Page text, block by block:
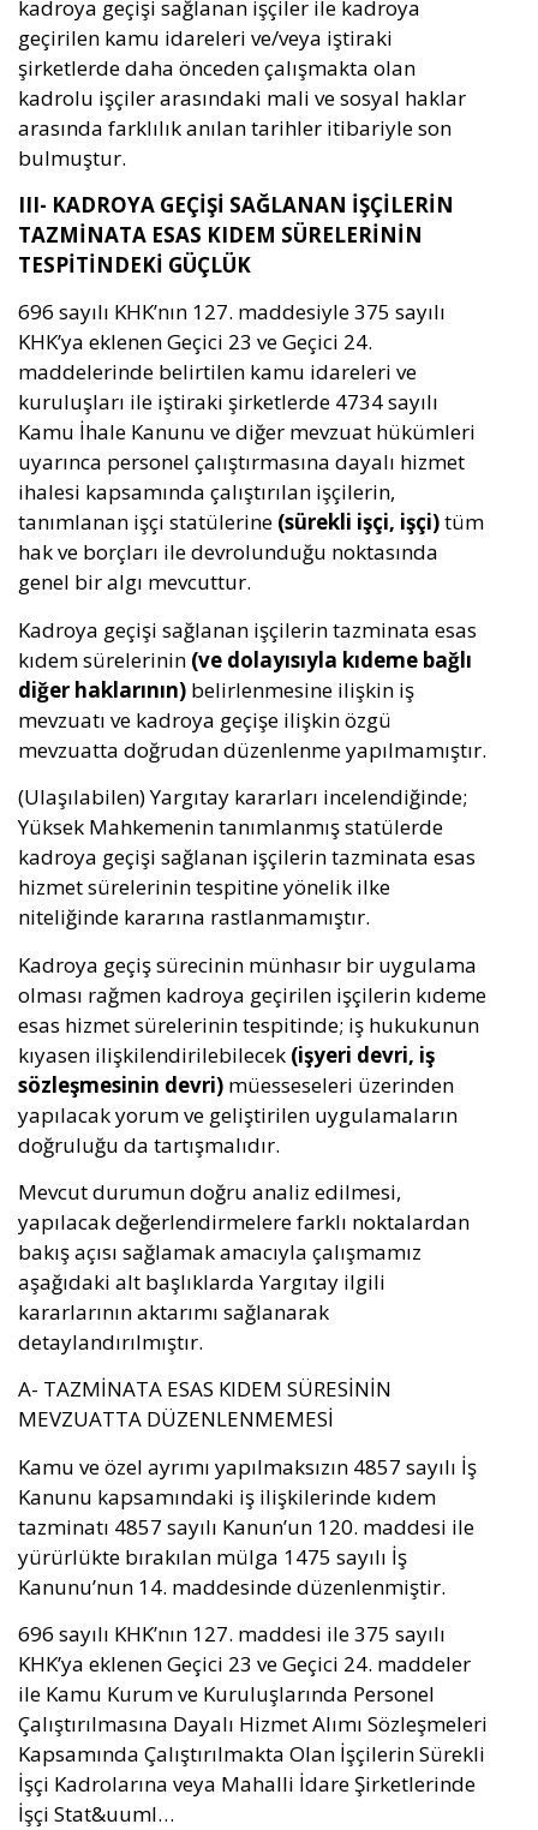
kadroya geçişi sağlanan işçiler ile kadroya
geçirilen kamu idareleri ve/veya iştiraki
şirketlerde daha önceden çalışmakta olan
kadrolu işçiler arasındaki mali ve sosyal haklar
arasında farklılık anılan tarihler itibariyle son
bulmuştur.
III- KADROYA GEÇİŞİ SAĞLANAN İŞÇİLERİN
TAZMİNATA ESAS KIDEM SÜRELERİNİN
TESPİTİNDEKİ GÜÇLÜK
696 sayılı KHK’nın 127. maddesiyle 375 sayılı
KHK’ya eklenen Geçici 23 ve Geçici 24.
maddelerinde belirtilen kamu idareleri ve
kuruluşları ile iştiraki şirketlerde 4734 sayılı
Kamu İhale Kanunu ve diğer mevzuat hükümleri
uyarınca personel çalıştırmasına dayalı hizmet
ihalesi kapsamında çalıştırılan işçilerin,
tanımlanan işçi statülerine (sürekli işçi, işçi)tüm
hak ve borçları ile devrolunduğu noktasında
genel bir algı mevcuttur.
Kadroya geçişi sağlanan işçilerin tazminata esas
kıdem sürelerinin (ve dolayısıyla kıdeme bağlı
diğer haklarının) belirlenmesine ilişkin iş
mevzuatı ve kadroya geçişe ilişkin özgü
mevzuatta doğrudan düzenlenme yapılmamıştır.
(Ulaşılabilen) Yargıtay kararları incelendiğinde;
Yüksek Mahkemenin tanımlanmış statülerde
kadroya geçişi sağlanan işçilerin tazminata esas
hizmet sürelerinin tespitine yönelik ilke
niteliğinde kararına rastlanmamıştır.
Kadroya geçiş sürecinin münhasır bir uygulama
olması rağmen kadroya geçirilen işçilerin kıdeme
esas hizmet sürelerinin tespitinde; iş hukukunun
kıyasen ilişkilendirilebilecek (işyeri devri, iş
sözleşmesinin devri) müesseseleri üzerinden
yapılacak yorum ve geliştirilen uygulamaların
doğruluğu da tartışmalıdır.
Mevcut durumun doğru analiz edilmesi,
yapılacak değerlendirmelere farklı noktalardan
bakış açısı sağlamak amacıyla çalışmamız
aşağıdaki alt başlıklarda Yargıtay ilgili
kararlarının aktarımı sağlanarak
detaylandırılmıştır.
A- TAZMİNATA ESAS KIDEM SÜRESİNİN
MEVZUATTA DÜZENLENMEMESİ
Kamu ve özel ayrımı yapılmaksızın 4857 sayılı İş
Kanunu kapsamındaki iş ilişkilerinde kıdem
tazminatı 4857 sayılı Kanun’un 120. maddesi ile
yürürlükte bırakılan mülga 1475 sayılı İş
Kanunu’nun 14. maddesinde düzenlenmiştir.
696 sayılı KHK’nın 127. maddesi ile 375 sayılı
KHK’ya eklenen Geçici 23 ve Geçici 24. maddeler
ile Kamu Kurum ve Kuruluşlarında Personel
Çalıştırılmasına Dayalı Hizmet Alımı Sözleşmeleri
Kapsamında Çalıştırılmakta Olan İşçilerin Sürekli
İşçi Kadrolarına veya Mahalli İdare Şirketlerinde
İşçi Stat&uuml…